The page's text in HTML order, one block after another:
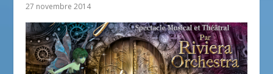
27 novembre 2014